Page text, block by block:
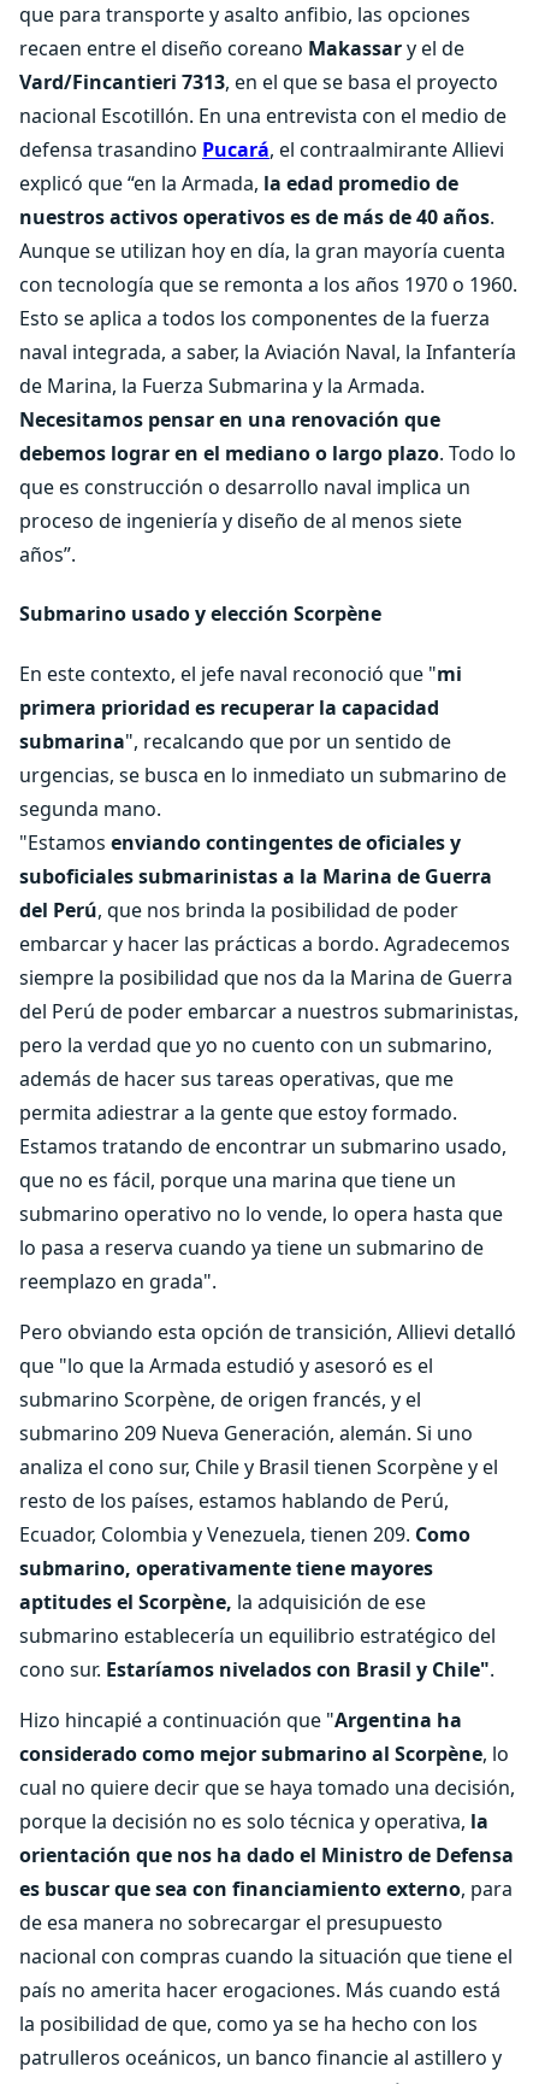
que para transporte y asalto anfibio, las opciones
recaen entre el diseño coreano Makassary el de
Vard/Fincantieri 7313, en el que se basa el proyecto
nacional Escotillón. En una entrevista con el medio de
defensa trasandino Pucará, el contraalmirante Allievi
explicó que “en la Armada, la edad promedio de
nuestros activos operativos es de más de 40 años.
Aunque se utilizan hoy en día, la gran mayoría cuenta
con tecnología que se remonta a los años 1970 o 1960.
Esto se aplica a todos los componentes de la fuerza
naval integrada, a saber, la Aviación Naval, la Infantería
de Marina, la Fuerza Submarina y la Armada.
Necesitamos pensar en una renovación que
debemos lograr en el mediano o largo plazo. Todo lo
que es construcción o desarrollo naval implica un
proceso de ingeniería y diseño de al menos siete
años”.
Submarino usado y elección Scorpène
En este contexto, el jefe naval reconoció que "mi
primera prioridad es recuperar la capacidad
submarina", recalcando que por un sentido de
urgencias, se busca en lo inmediato un submarino de
segunda mano.
"Estamos enviando contingentes de oficiales y
suboficiales submarinistas a la Marina de Guerra
del Perú, que nos brinda la posibilidad de poder
embarcar y hacer las prácticas a bordo. Agradecemos
siempre la posibilidad que nos da la Marina de Guerra
del Perú de poder embarcar a nuestros submarinistas,
pero la verdad que yo no cuento con un submarino,
además de hacer sus tareas operativas, que me
permita adiestrar a la gente que estoy formado.
Estamos tratando de encontrar un submarino usado,
que no es fácil, porque una marina que tiene un
submarino operativo no lo vende, lo opera hasta que
lo pasa a reserva cuando ya tiene un submarino de
reemplazo en grada".
Pero obviando esta opción de transición, Allievi detalló
que "lo que la Armada estudió y asesoró es el
submarino Scorpène, de origen francés, y el
submarino 209 Nueva Generación, alemán. Si uno
analiza el cono sur, Chile y Brasil tienen Scorpène y el
resto de los países, estamos hablando de Perú,
Ecuador, Colombia y Venezuela, tienen 209. Como
submarino, operativamente tiene mayores
aptitudes el Scorpène, la adquisición de ese
submarino establecería un equilibrio estratégico del
cono sur. Estaríamos nivelados con Brasil y Chile".
Hizo hincapié a continuación que "Argentina ha
considerado como mejor submarino al Scorpène, lo
cual no quiere decir que se haya tomado una decisión,
porque la decisión no es solo técnica y operativa, la
orientación que nos ha dado el Ministro de Defensa
es buscar que sea con financiamiento externo, para
de esa manera no sobrecargar el presupuesto
nacional con compras cuando la situación que tiene el
país no amerita hacer erogaciones. Más cuando está
la posibilidad de que, como ya se ha hecho con los
patrulleros oceánicos, un banco financie al astillero y